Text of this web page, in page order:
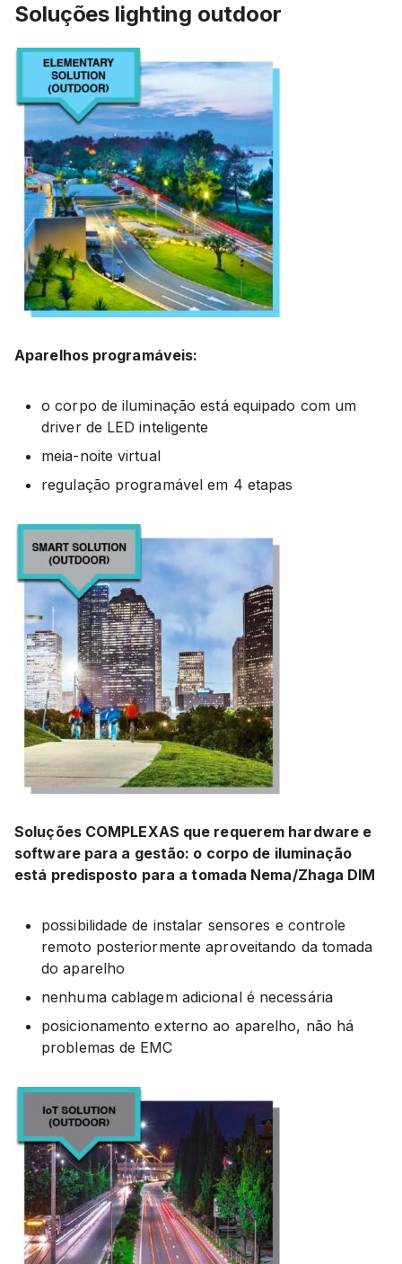
Soluções lighting outdoor
Aparelhos programáveis:
o corpo de iluminação está equipado com um
driver de LED inteligente
meia-noite virtual
regulação programável em 4 etapas
Soluções COMPLEXAS que requerem hardware e
software para a gestão: o corpo de iluminação
está predisposto para a tomada Nema/Zhaga DIM
possibilidade de instalar sensores e controle
remoto posteriormente aproveitando da tomada
do aparelho
nenhuma cablagem adicional é necessária
posicionamento externo ao aparelho, não há
problemas de EMC